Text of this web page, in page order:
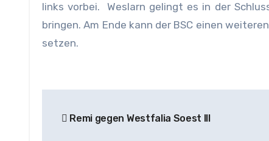
links vorbei. Weslarn gelingt es in der
bringen. Am Ende kann der BSC einen
setzen.
Remi gegen Westfalia Soest III